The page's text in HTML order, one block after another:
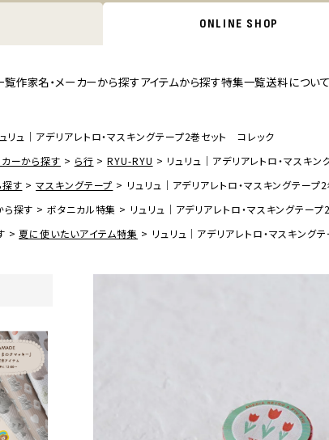
ONLINE SHOP
覧作家名・メーカーから探すアイテムから探す特集一覧送料について
リュ｜アデリアレトロ・マスキングテープ2巻セット コレック
ーから探す ら行 RYU-RYU
リュリュ｜アデリアレトロ・マスキ
探す マスキングテープ
リュリュ｜アデリアレトロ・マスキングテー
ら探す ボタニカル特集
リュリュ｜アデリアレトロ・マスキングテー
夏に使いたいアイテム特集 リュリュ｜アデリアレトロ・マスキング